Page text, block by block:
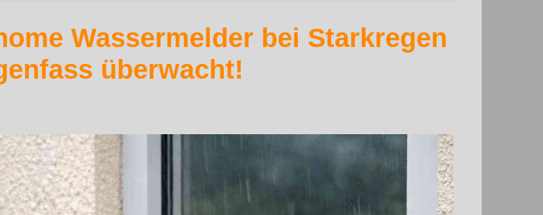
Wassermelder bei Starkregen
überwacht!